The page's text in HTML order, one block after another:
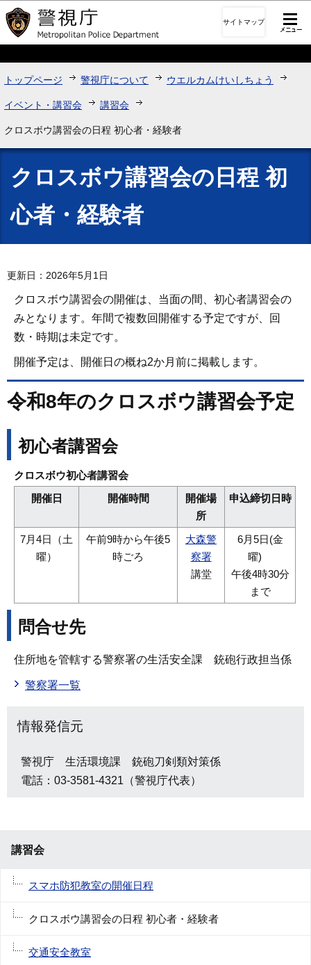
このページの本文へ移動
サイトマップ
トップページ 警視庁について ウエルカムけいしちょう
イベント・講習会 講習会
クロスボウ講習会の日程 初心者・経験者
クロスボウ講習会の日程 初
心者・経験者
更新日：2026年5月1日
クロスボウ講習会の開催は、当面の間、初心者講習会の
みとなります。年間で複数回開催する予定ですが、回
数・時期は未定です。
開催予定は、開催日の概ね2か月前に掲載します。
令和8年のクロスボウ講習会予定
初心者講習会
クロスボウ初心者講習会
開催日
開催時間
開催場
所
申込締切日時
7月4日（土
曜）
午前9時から午後5
時ごろ
大森警
察署
講堂
6月5日(金
曜)
午後4時30分
まで
問合せ先
住所地を管轄する警察署の生活安全課 銃砲行政担当係
警察署一覧
情報発信元
警視庁 生活環境課 銃砲刀剣類対策係
電話：03-3581-4321（警視庁代表）
講習会
スマホ防犯教室の開催日程
クロスボウ講習会の日程 初心者・経験者
交通安全教室